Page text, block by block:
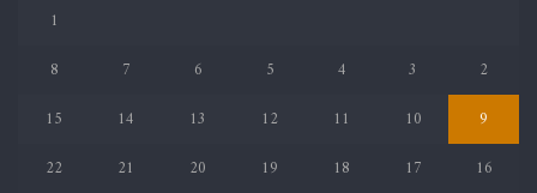
1
2
3
4
5
6
7
8
9
10
11
12
13
14
15
16
17
18
19
20
21
22